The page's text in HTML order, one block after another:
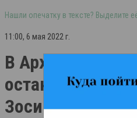
Нашли опечатку в тексте? Выделите
11:00, 6 мая 2022 г.
В Архонке
останки
Зосима
ГЕРОИ